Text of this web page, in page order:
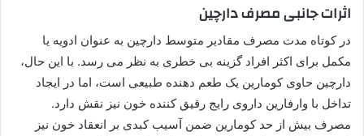
اثرات جانبی مصرف دارچین
در کوتاه مدت مصرف مقادیر متوسط دارچین به عنوان ادویه یا
مکمل برای اکثر افراد گزینه بی خطری به نظر می رسد. با این حال،
دارچین حاوی کومارین یک طعم دهنده طبیعی است، اما در ایجاد
تداخل با وارفارین داروی رایج رقیق کننده خون نیز نقش دارد.
مصرف بیش از حد کومارین ضمن آسیب کبدی بر انعقاد خون نیز